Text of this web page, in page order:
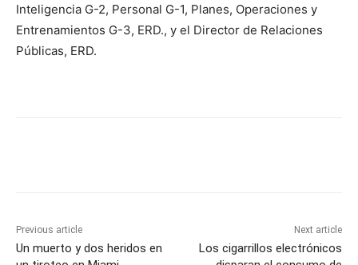
Inteligencia G-2, Personal G-1, Planes, Operaciones y
Entrenamientos G-3, ERD., y el Director de Relaciones
Públicas, ERD.
Previous article
Un muerto y dos heridos en
Next article
Los cigarrillos electrónicos